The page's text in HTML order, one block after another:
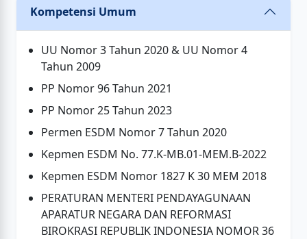
Kompetensi Umum
UU Nomor 3 Tahun 2020 & UU Nomor 4
Tahun 2009
PP Nomor 96 Tahun 2021
PP Nomor 25 Tahun 2023
Permen ESDM Nomor 7 Tahun 2020
Kepmen ESDM No. 77.K-MB.01-MEM.B-2022
Kepmen ESDM Nomor 1827 K 30 MEM 2018
PERATURAN MENTERI PENDAYAGUNAAN
APARATUR NEGARA DAN REFORMASI
BIROKRASI REPUBLIK INDONESIA NOMOR 36